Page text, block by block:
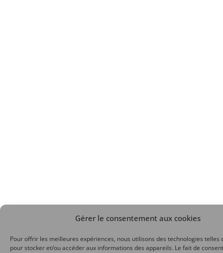
Gérer le consentement aux cookies
Pour offrir les meilleures expériences, nous utilisons des technologies telles
pour stocker et/ou accéder aux informations des appareils. Le fait de